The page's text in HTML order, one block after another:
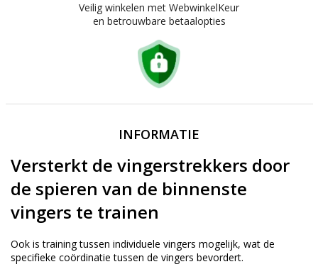
Veilig winkelen met WebwinkelKeur
en betrouwbare betaalopties
INFORMATIE
Versterkt de vingerstrekkers door
de spieren van de binnenste
vingers te trainen
Ook is training tussen individuele vingers mogelijk, wat de
specifieke coördinatie tussen de vingers bevordert.